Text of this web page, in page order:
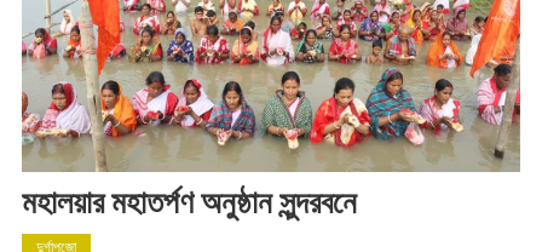
মহালয়ার মহাতর্পণ অনুষ্ঠান সুন্দরবনে
দুর্গাপুজো